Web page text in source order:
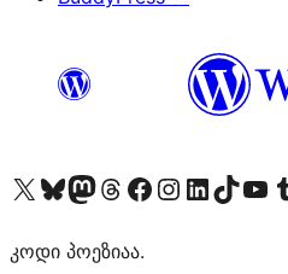
Visit our X (formerly Twitter) account
Visit our Bluesky account
Visit our Mastodon account
Visit our Threads account
Visit our Facebook page
Visit our Instagram account
Visit our LinkedIn
Visit our TikTok
Visit our
კოდი პოეზიაა.